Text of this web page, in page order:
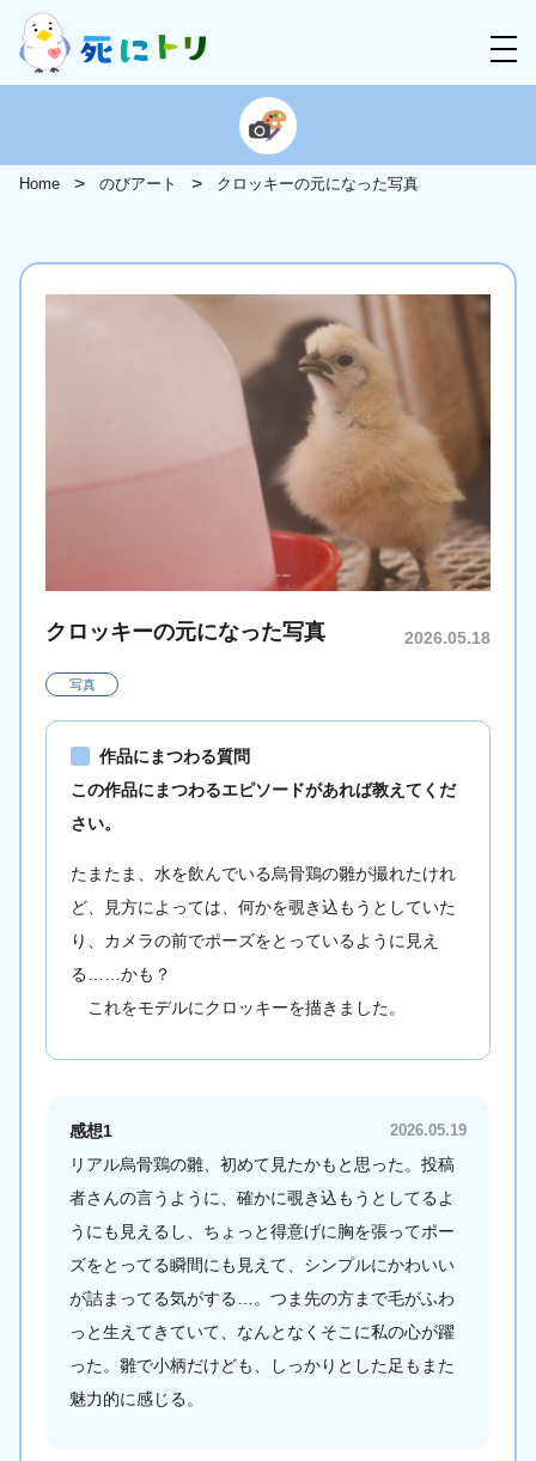
Home のびアート クロッキーの元になった写真
クロッキーの元になった写真 2026.05.18
写真
作品にまつわる質問
この作品にまつわるエピソードがあれば教えてくだ
さい。
たまたま、水を飲んでいる烏骨鶏の雛が撮れたけれ
ど、見方によっては、何かを覗き込もうとしていた
り、カメラの前でポーズをとっているように見え
る……かも？
これをモデルにクロッキーを描きました。
感想1 2026.05.19
リアル烏骨鶏の雛、初めて見たかもと思った。投稿
者さんの言うように、確かに覗き込もうとしてるよ
うにも見えるし、ちょっと得意げに胸を張ってポー
ズをとってる瞬間にも見えて、シンプルにかわいい
が詰まってる気がする…。つま先の方まで毛がふわ
っと生えてきていて、なんとなくそこに私の心が躍
った。雛で小柄だけども、しっかりとした足もまた
魅力的に感じる。